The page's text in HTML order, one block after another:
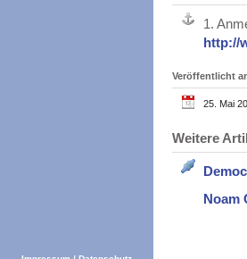
1.
http://
Veröffentlicht
25. Mai
Weitere
Noam